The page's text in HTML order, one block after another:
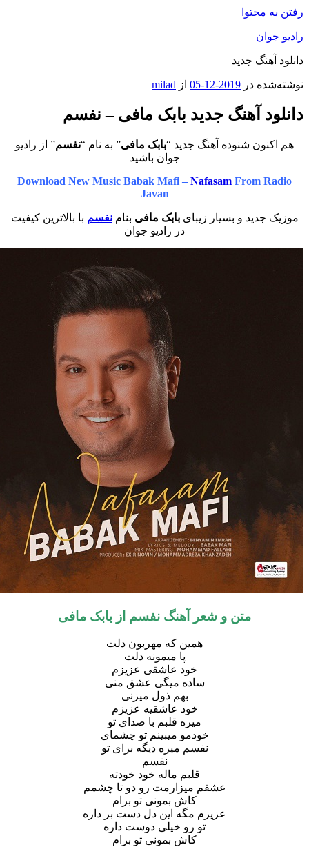
جدید
در 2019-12-05 ازmilad
آهنگ جدید بابک مافی – نفسم
شنوده آهنگ جدید “بابک مافی” به نام “نفسم” از رادیو
جوان باشید
Download New Music Babak Mafi – NafasamFrom
و بسیار زیبایبابک مافیبنام نفسمبا بالاترین کیفیت
در رادیو جوان
متن و شعر آهنگ نفسم از بابک مافی
همین که مهربون دلت
پا میمونه دلت
خود عاشقی عزیزم
ساده میگی عشق منی
بهم ذول میزنی
خود عاشقیه عزیزم
میره قلبم با صدای تو
خودمو میبینم تو چشمای
نفسم میره دیگه برای تو
قلبم ماله خود خودته
عشقم میزارمت رو دو تا چشمم
کاش بمونی تو برام
عزیزم مگه این دل دست بر داره
تو رو خیلی دوست داره
کاش بمونی تو برام